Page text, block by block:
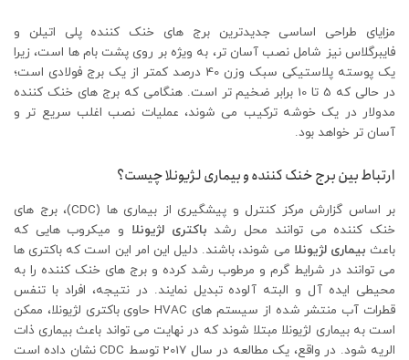
مزایای طراحی اساسی جدیدترین برج های خنک کننده پلی اتیلن و
فایبرگلاس نیز شامل نصب آسان تر، به ویژه بر روی پشت بام ها است، زیرا
یک پوسته پلاستیکی سبک وزن 40 درصد کمتر از یک برج فولادی است؛
در حالی که 5 تا 10 برابر ضخیم تر است. هنگامی که برج های خنک کننده
مدولار در یک خوشه ترکیب می شوند، عملیات نصب اغلب سریع تر و
آسان تر خواهد بود.
ارتباط بین برج خنک کننده و بیماری لژیونلا چیست؟
بر اساس گزارش مرکز کنترل و پیشگیری از بیماری ها (CDC)، برج های
خنک کننده می توانند محل رشد باکتری لژیونلا و میکروب هایی که
باعث بیماری لژیونلا می شوند، باشند. دلیل این امر این است که باکتری ها
می توانند در شرایط گرم و مرطوب رشد کرده و برج های خنک کننده را به
محیطی ایده آل و البته آلوده تبدیل نمایند. در نتیجه، افراد با تنفس
قطرات آب منتشر شده از سیستم های HVAC حاوی باکتری لژیونلا، ممکن
است به بیماری لژیونلا مبتلا شوند که در نهایت می تواند باعث بیماری ذات
الریه شود. در واقع، یک مطالعه در سال 2017 توسط CDC نشان داده است